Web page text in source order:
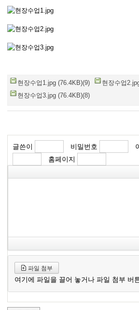
현장수업1.jpg (76.4KB)(9)
현장수업
현장수업3.jpg (76.4KB)(8)
글쓴이 비밀번호
홈페이지
파일 첨부
여기에 파일을 끌어 놓거나 파일 첨부 버